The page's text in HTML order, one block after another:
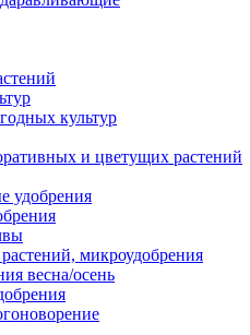
культур
и цветущих растений
удобрения
микроудобрения
весна/осень